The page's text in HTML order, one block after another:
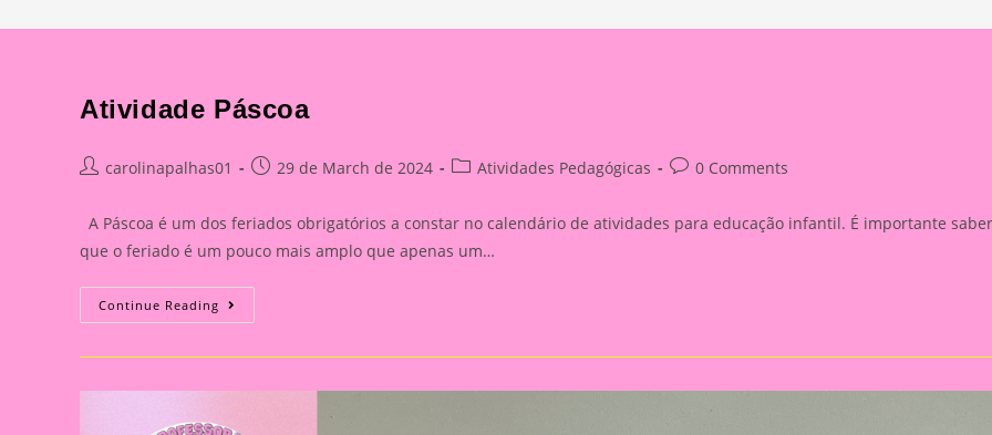
Atividade Páscoa
Postcarolinapalhas01
Post29 de March de 2024
PostAtividades Pedagógicas
Post0 Comments
A Páscoa é um dos feriados obrigatórios a constar no calendário de atividades para educação infantil. É importante saber
que o feriado é um pouco mais amplo que apenas um…
Continue Reading Atividade
Páscoa